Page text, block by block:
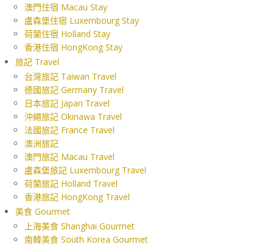
澳門住宿 Macau Stay
盧森堡住宿 Luxembourg Stay
荷蘭住宿 Holland Stay
香港住宿 HongKong Stay
旅記 Travel
台灣旅記 Taiwan Travel
德國旅記 Germany Travel
日本旅記 Japan Travel
沖繩旅記 Okinawa Travel
法國旅記 France Travel
澳洲旅記
澳門旅記 Macau Travel
盧森堡旅記 Luxembourg Travel
荷蘭旅記 Holland Travel
香港旅記 HongKong Travel
美食 Gourmet
上海美食 Shanghai Gourmet
南韓美食 South Korea Gourmet